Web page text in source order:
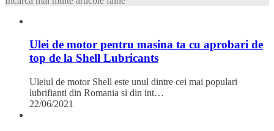
Ulei de motor pentru masina ta cu aprobari de
top de la Shell Lubricants
Uleiul de motor Shell este unul dintre cei mai populari
lubrifianti din Romania si din int…
22/06/2021